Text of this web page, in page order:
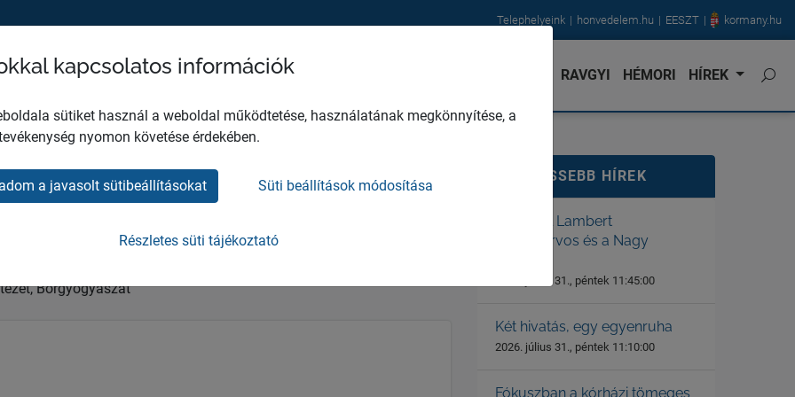
Telephelyeink honvedelem.hu EESZT kormany.hu
MH EGÉSZSÉGÜGYI KÖZPONT RAVGYI HÉMORI HÍREK
Annamária
Bőrgyógyászat
LEGFRISSEBB HÍREK
Dr. Gerstl Lambert
főtörzsorvos és a Nagy
2026. július 31., péntek 11:45:00
Két hivatás, egy egyenruha
2026. július 31., péntek 11:10:00
Fókuszban a kórházi tömeges
kapcsolatos információk
sütiket használ a weboldal működtetése, használatának megkönnyítése, a
nyomon követése érdekében.
a javasolt sütibeállításokat Süti beállítások módosítása
Részletes süti tájékoztató